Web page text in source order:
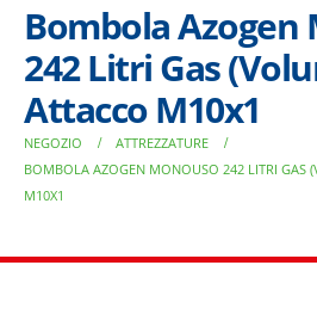
Bombola Azogen
242 Litri Gas
Attacco M10x1
NEGOZIO
ATTREZZATURE
BOMBOLA AZOGEN MONOUSO 242 LITRI GAS
M10X1